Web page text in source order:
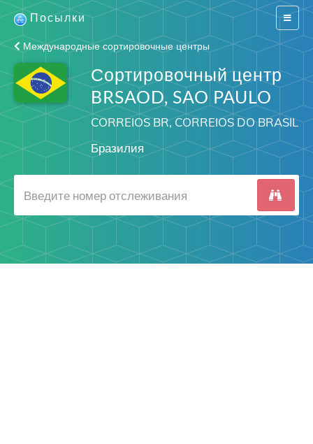
Switch
Посылки
Международные сортировочные центры
Сортировочный центр
BRSAOD, SAO PAULO
CORREIOS BR, CORREIOS DO BRASIL
Бразилия